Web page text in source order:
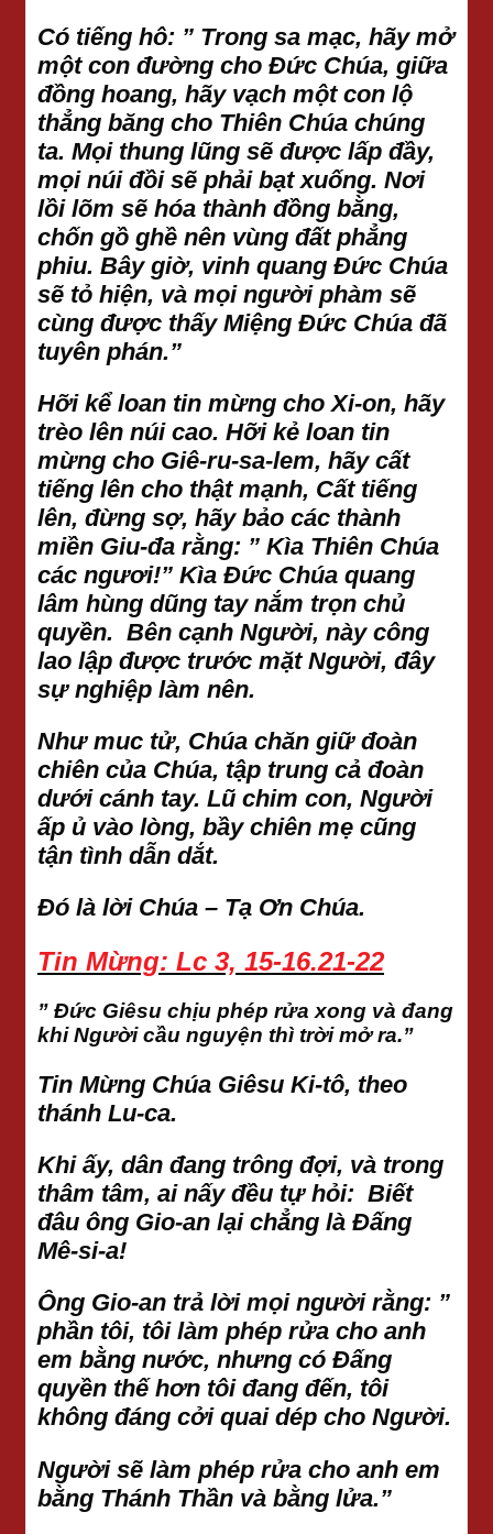
Có tiếng hô: ” Trong sa mạc, hãy mở
một con đường cho Đức Chúa, giữa
đồng hoang, hãy vạch một con lộ
thẳng băng cho Thiên Chúa chúng
ta. Mọi thung lũng sẽ được lấp đầy,
mọi núi đồi sẽ phải bạt xuống. Nơi
lồi lõm sẽ hóa thành đồng bằng,
chốn gồ ghề nên vùng đất phẳng
phiu. Bây giờ, vinh quang Đức Chúa
sẽ tỏ hiện, và mọi người phàm sẽ
cùng được thấy Miệng Đức Chúa đã
tuyên phán.”
Hỡi kể loan tin mừng cho Xi-on, hãy
trèo lên núi cao. Hỡi kẻ loan tin
mừng cho Giê-ru-sa-lem, hãy cất
tiếng lên cho thật mạnh, Cất tiếng
lên, đừng sợ, hãy bảo các thành
miền Giu-đa rằng: ” Kìa Thiên Chúa
các ngươi!” Kìa Đức Chúa quang
lâm hùng dũng tay nắm trọn chủ
quyền. Bên cạnh Người, này công
lao lập được trước mặt Người, đây
sự nghiệp làm nên.
Như muc tử, Chúa chăn giữ đoàn
chiên của Chúa, tập trung cả đoàn
dưới cánh tay. Lũ chim con, Người
ấp ủ vào lòng, bầy chiên mẹ cũng
tận tình dẫn dắt.
Đó là lời Chúa – Tạ Ơn Chúa.
Tin Mừng: Lc 3, 15-16.21-22
” Đức Giêsu chịu phép rửa xong và đang
khi Người cầu nguyện thì trời mở ra.”
Tin Mừng Chúa Giêsu Ki-tô, theo
thánh Lu-ca.
Khi ấy, dân đang trông đợi, và trong
thâm tâm, ai nấy đều tự hỏi: Biết
đâu ông Gio-an lại chẳng là Đấng
Mê-si-a!
Ông Gio-an trả lời mọi người rằng: ”
phần tôi, tôi làm phép rửa cho anh
em bằng nước, nhưng có Đấng
quyền thế hơn tôi đang đến, tôi
không đáng cởi quai dép cho Người.
Người sẽ làm phép rửa cho anh em
bằng Thánh Thần và bằng lửa.”